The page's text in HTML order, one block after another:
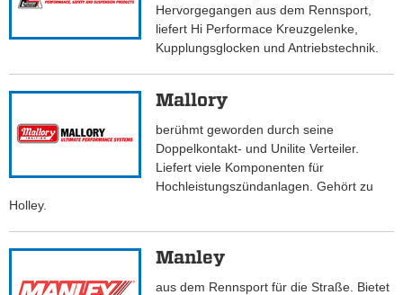
Hervorgegangen aus dem Rennsport,
liefert Hi Performace Kreuzgelenke,
Kupplungsglocken und Antriebstechnik.
Mallory
berühmt geworden durch seine
Doppelkontakt- und Unilite Verteiler.
Liefert viele Komponenten für
Hochleistungszündanlagen. Gehört zu
Holley.
Manley
aus dem Rennsport für die Straße. Bietet